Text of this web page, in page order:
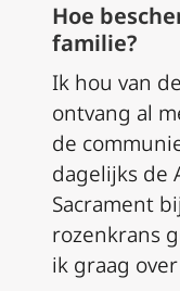
Hoe
familie?
Ik hou van
ontvang al
de
dagelijks de
Sacrament
rozenkrans
ik graag